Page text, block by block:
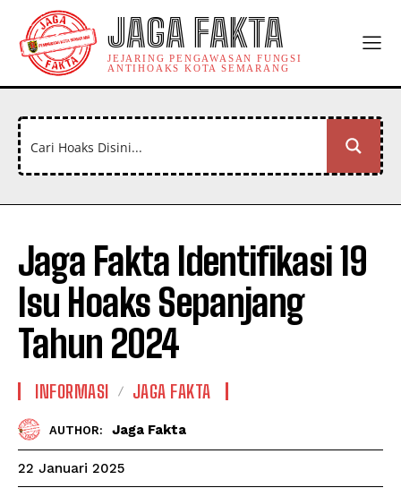
JAGA FAKTA
JEJARING PENGAWASAN FUNGSI
ANTIHOAKS KOTA SEMARANG
Jaga Fakta Identifikasi 19
Isu Hoaks Sepanjang
Tahun 2024
INFORMASI JAGA FAKTA
AUTHOR: Jaga Fakta
22 Januari 2025